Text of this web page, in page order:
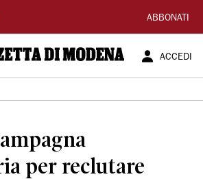
ABBONATI
ACCEDI
per reclutare